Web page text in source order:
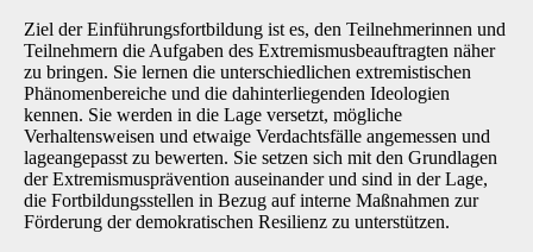
Ziel der Einführungsfortbildung ist es, den Teilnehmerinnen und
Teilnehmern die Aufgaben des Extremismusbeauftragten näher
zu bringen. Sie lernen die unterschiedlichen extremisti­schen
Phänomenbereiche und die dahinterliegenden Ideologien
kennen. Sie werden in die Lage versetzt, mögliche
Verhaltensweisen und etwaige Verdachtsfälle angemessen und
lage­angepasst zu bewerten. Sie setzen sich mit den Grundlagen
der Extremismusprävention aus­einander und sind in der Lage,
die Fortbildungsstellen in Bezug auf interne Maßnahmen zur
Förderung der demokratischen Resilienz zu unterstützen.